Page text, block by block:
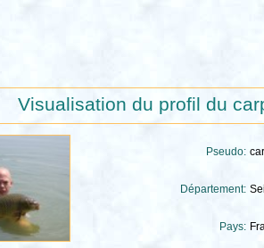
Visualisation du profil du
Pseudo:
Département:
Pays: